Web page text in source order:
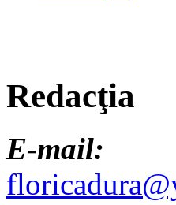
Redacţia
E-mail: